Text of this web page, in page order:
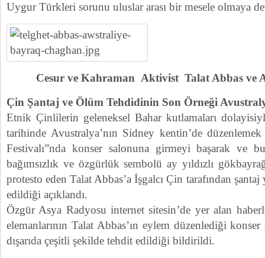
Uygur Türkleri sorunu uluslar arası bir mesele olmaya
Cesur ve Kahraman Aktivist Talat Abbas ve
Çin Şantaj ve Ölüm Tehdidinin Son Örneği
Etnik Çinlilerin geleneksel Bahar kutlamaları
tarihinde Avustralya’nın Sidney kentin’de
Festivalı”nda konser salonuna girmeyi başarak ve
bağımsızlık ve özgürlük sembolü ay yıldızlı
protesto eden Talat Abbas’a İşgalcı Çin tarafından
edildiği açıklandı.
Özgür Asya Radyosu internet sitesin’de yer alan
elemanlarının Talat Abbas’ın eylem düzenlediği
dışarıda çeşitli şekilde tehdit edildiği bildirildi.